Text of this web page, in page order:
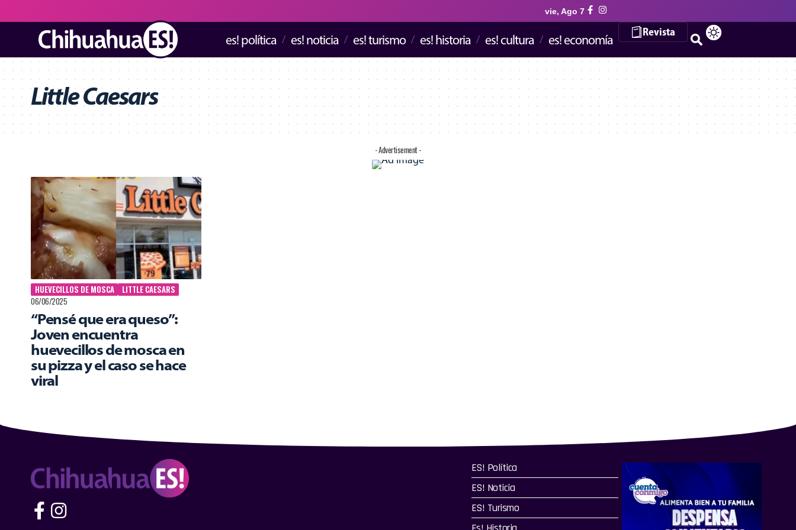
vie, Ago 7
es! política es! noticia es! turismo es! historia es! cultura es! economía Revista
Little Caesars
- Advertisement -
HUEVECILLOS DE MOSCA
LITTLE CAESARS
06/06/2025
“Pensé que era queso”:
Joven encuentra
huevecillos de mosca en
su pizza y el caso se hace
viral
ES! Política
ES! Noticia
ES! Turismo